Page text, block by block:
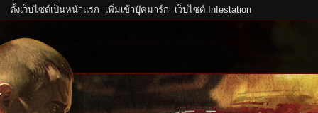
ตั้งเว็บไซต์เป็นหน้าแรก เพิ่มเข้าบุ๊คมาร์ก เว็บไซต์ Infestation